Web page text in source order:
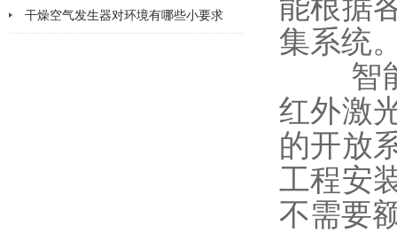
方面
干燥空气发生器对环境有哪些小要求
能根据
集系统
智能
红外激
的开放
工程安
不需要